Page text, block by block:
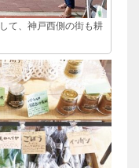
て、神戸西側の街も耕